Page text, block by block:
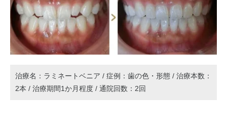
治療名：ラミネートベニア / 症例：歯の色・形態 / 治療本数：
2本 / 治療期間1か月程度 / 通院回数：2回